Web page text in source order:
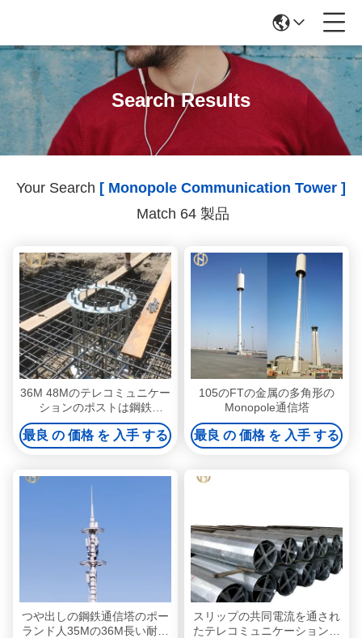
Search Results
Your Search [ Monopole Communication Tower ]
Match 64 製品
36M 48Mのテレコミュニケー
ションのポストは鋼鉄
Monopole通信塔に電流を通
した
最良 の 価格 を 入手 する
105のFTの金属の多角形の
Monopole通信塔
最良 の 価格 を 入手 する
つや出しの鋼鉄通信塔のポー
ランド人35Mの36M長い耐用
スリップの共同電流を通され
たテレコミュニケーションの